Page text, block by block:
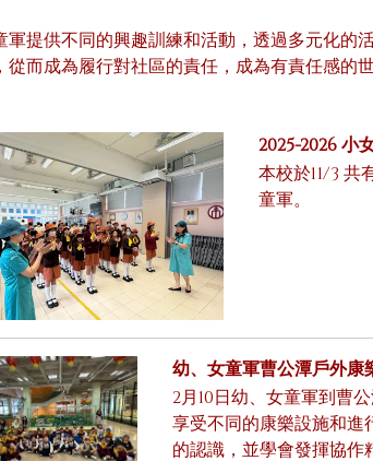
軍提供不同的興趣訓練和活動，透過多元化的
從而成為履行對社區的責任，成為有責任感的世
2025-2026 小
本校於11/3 共
童軍。
幼、女童軍曹公潭戶外康
2月10日幼、女童軍到曹
享受不同的康樂設施和
的認識，並學會發揮協作